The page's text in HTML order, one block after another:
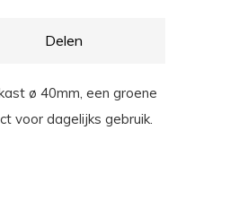
Delen
ø 40mm, een groene
voor dagelijks gebruik.